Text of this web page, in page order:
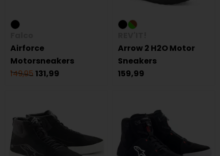
Airforce
Motorsneakers
149,95 131,99
Arrow 2 H2O Motor
Sneakers
159,99